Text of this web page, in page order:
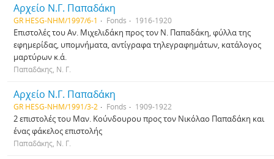
Αρχείο Ν.Γ. Παπαδάκη
GR HESG-NHM/1997/6-1 Fonds 1916-1920
Επιστολές του Αν. Μιχελιδάκη προς τον Ν. Παπαδάκη, φύλλα της
εφημερίδας, υπομνήματα, αντίγραφα τηλεγραφημάτων, κατάλογος
μαρτύρων κ.ά.
Παπαδάκης, Ν. Γ.
Αρχείο Ν.Γ. Παπαδάκη
GR HESG-NHM/1991/3-2 Fonds 1909-1922
2 επιστολές του Μαν. Κούνδουρου προς τον Νικόλαο Παπαδάκη και
ένας φάκελος επιστολής
Παπαδάκης, Ν. Γ.